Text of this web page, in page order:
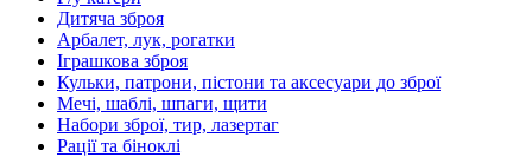
Дитяча зброя
Арбалет, лук, рогатки
Іграшкова зброя
Кульки, патрони, пістони та аксесуари до зброї
Мечі, шаблі, шпаги, щити
Набори зброї, тир, лазертаг
Рації та біноклі